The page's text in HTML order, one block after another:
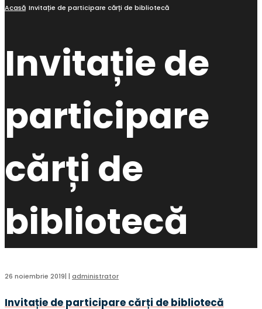
Acasă Invitație de participare cărți de bibliotecă
Invitație de
participare
cărți de
bibliotecă
26 noiembrie 2019| | administrator
Invitație de participare cărți de bibliotecă